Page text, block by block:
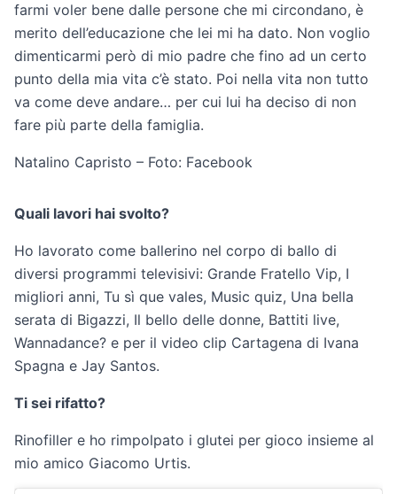
farmi voler bene dalle persone che mi circondano, è
merito dell’educazione che lei mi ha dato. Non voglio
dimenticarmi però di mio padre che fino ad un certo
punto della mia vita c’è stato. Poi nella vita non tutto
va come deve andare… per cui lui ha deciso di non
fare più parte della famiglia.
Natalino Capristo – Foto: Facebook
Quali lavori hai svolto?
Ho lavorato come ballerino nel corpo di ballo di
diversi programmi televisivi: Grande Fratello Vip, I
migliori anni, Tu sì que vales, Music quiz, Una bella
serata di Bigazzi, Il bello delle donne, Battiti live,
Wannadance? e per il video clip Cartagena di Ivana
Spagna e Jay Santos.
Ti sei rifatto?
Rinofiller e ho rimpolpato i glutei per gioco insieme al
mio amico Giacomo Urtis.